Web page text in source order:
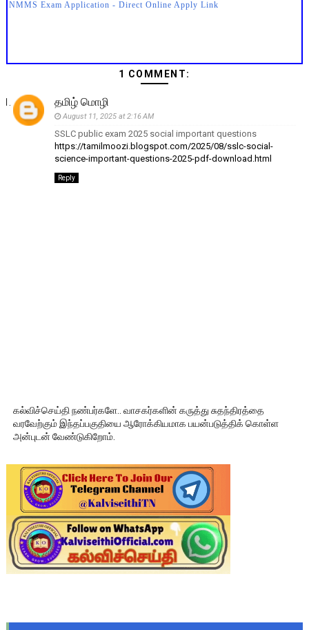
NMMS Exam Application - Direct Online Apply Link
1 COMMENT:
தமிழ் மொழி
August 11, 2025 at 2:16 AM
SSLC public exam 2025 social important questions
https://tamilmoozi.blogspot.com/2025/08/sslc-social-
science-important-questions-2025-pdf-download.html
Reply
கல்விச்செய்தி நண்பர்களே.. வாசகர்களின் கருத்து சுதந்திரத்தை
வரவேற்கும் இந்தப்பகுதியை ஆரோக்கியமாக பயன்படுத்திக் கொள்ள
அன்புடன் வேண்டுகிறோம்.